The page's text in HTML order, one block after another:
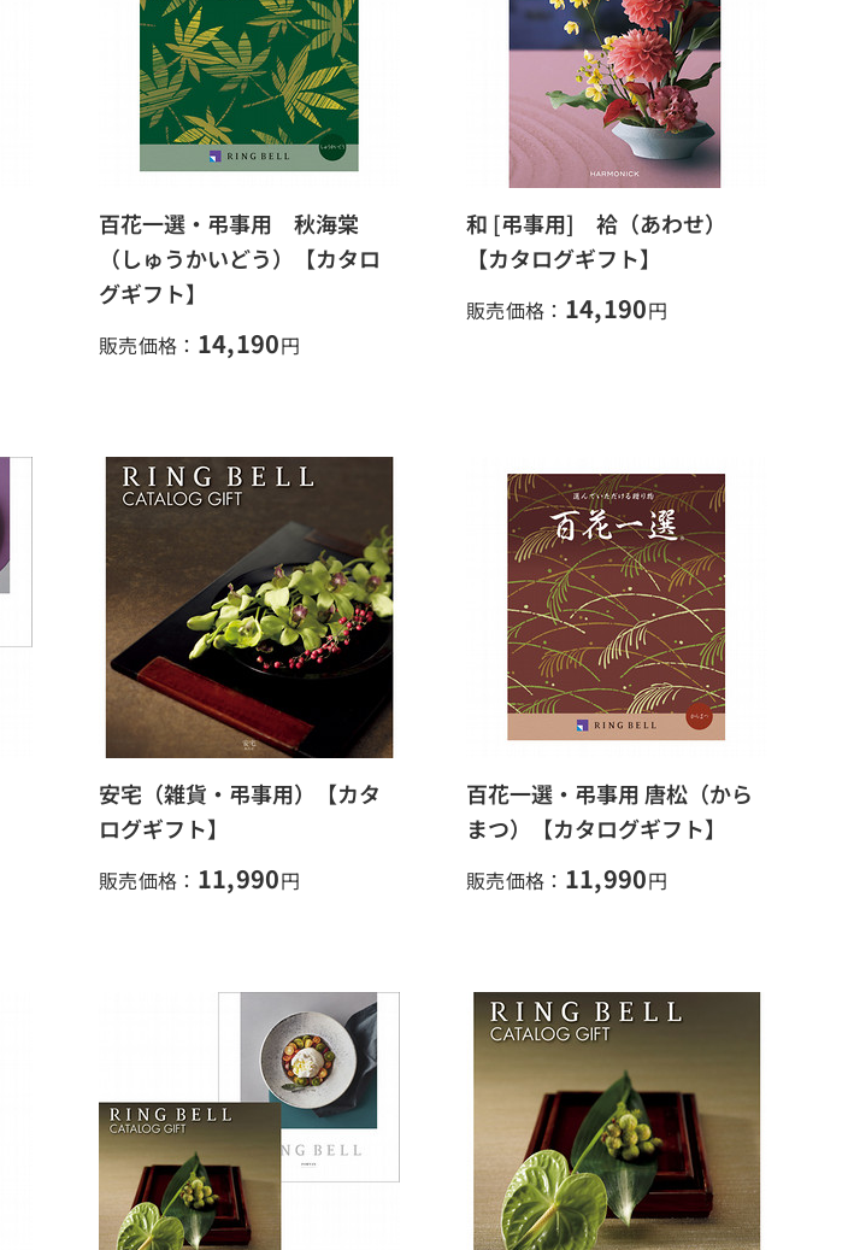
百花一選・弔事用 秋海棠
（しゅうかいどう）【カタロ
グギフト】
販売価格： 14,190円
和 [弔事用] 袷（あわせ）
【カタログギフト】
販売価格： 14,190円
安宅（雑貨・弔事用）【カタ
ログギフト】
販売価格： 11,990円
百花一選・弔事用 唐松（から
まつ）【カタログギフト】
販売価格： 11,990円